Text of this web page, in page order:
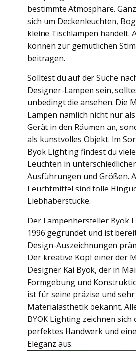
bestimmte Atmosphäre.
sich um Deckenleuchten,
kleine Tischlampen handelt.
können zur gemütlichen
beitragen.
Solltest du auf der Suche
Designer-Lampen sein,
unbedingt die ansehen. Die
Lampen nämlich nicht nur
Gerät in den Räumen an,
als kunstvolles Objekt. Im
Byok Lighting findest du
Leuchten in
Ausführungen und Größen.
Leuchtmittel sind tolle
Liebhaberstücke.
Der Lampenhersteller Byok
1996 gegründet und ist
Design-Auszeichnungen
Der kreative Kopf einer der
Designer Kai Byok, der in
Formgebung und
ist für seine präzise und
Materialästhetik bekannt.
BYOK Lighting zeichnen sich
perfektes Handwerk und
Eleganz aus.